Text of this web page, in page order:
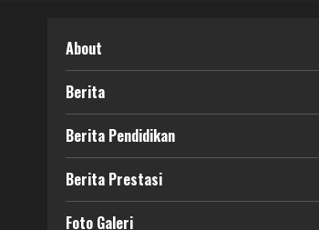
About
Berita
Berita Pendidikan
Berita Prestasi
Foto Galeri